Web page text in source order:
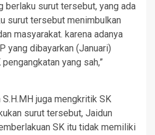
berlaku surut tersebut, yang ada
surut tersebut menimbulkan
masyarakat. karena adanya
yang dibayarkan (Januari)
yang sah,”
juga mengkritik SK
surut tersebut, Jaidun
SK itu tidak memiliki